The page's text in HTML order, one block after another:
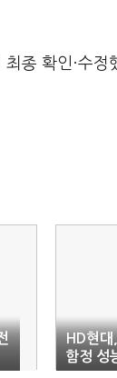
종 확인·수정
HD현대
함정 성
트 첫 수